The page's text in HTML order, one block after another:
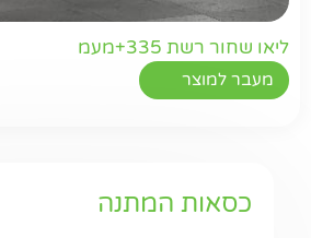
ליאו שחור רשת 335+מעמ
מעבר למוצר
כסאות המתנה